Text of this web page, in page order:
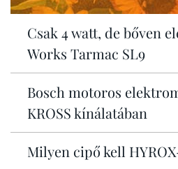
Csak 4 watt, de bőven
Works Tarmac SL9
Bosch motoros
KROSS kínálatában
Milyen cipő kell